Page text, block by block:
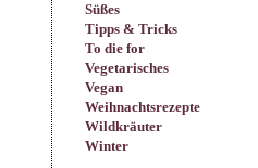
Süßes
Tipps & Tricks
To die for
Vegetarisches
Vegan
Weihnachtsrezepte
Wildkräuter
Winter